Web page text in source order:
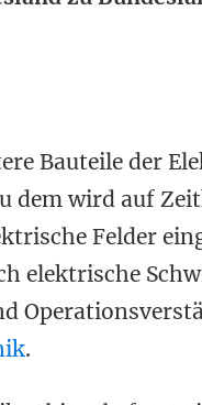
Bauteile der
dem wird auf
Felder
elektrische
.